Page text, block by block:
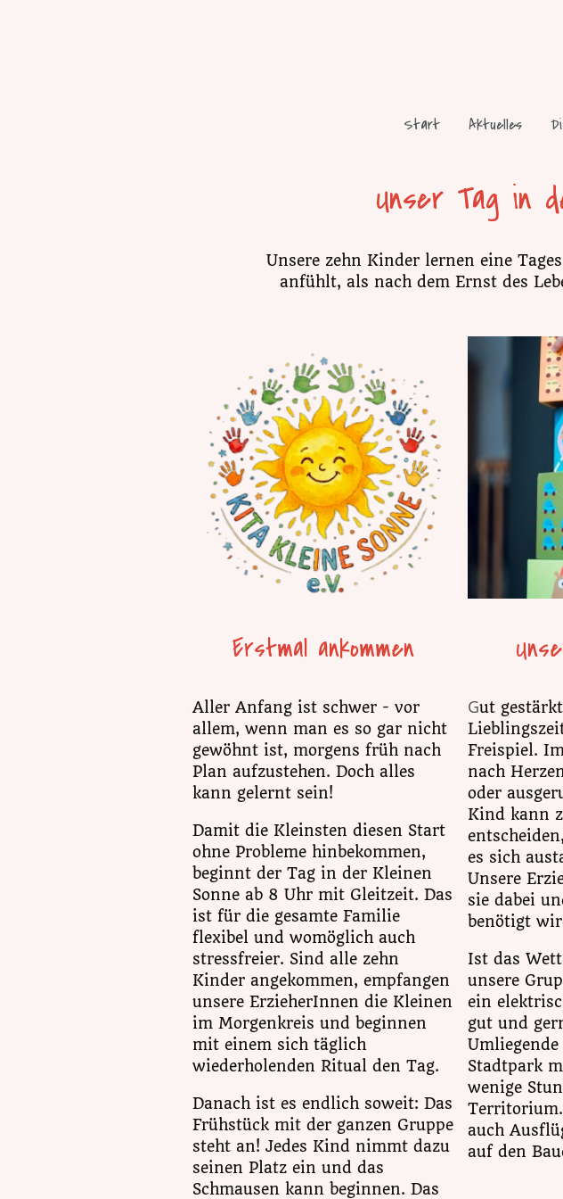
Start Aktuelles
Unser Tag in
Unsere zehn Kinder lernen eine
anfühlt, als nach dem Ernst des
Erstmal ankommen
Aller Anfang ist schwer - vor
allem, wenn man es so gar nicht
gewöhnt ist, morgens früh nach
Plan aufzustehen. Doch alles
kann gelernt sein!
Damit die Kleinsten diesen Start
ohne Probleme hinbekommen,
beginnt der Tag in der Kleinen
Sonne ab 8 Uhr mit Gleitzeit. Das
ist für die gesamte Familie
flexibel und womöglich auch
stressfreier. Sind alle zehn
Kinder angekommen, empfangen
unsere ErzieherInnen die Kleinen
im Morgenkreis und beginnen
mit einem sich täglich
wiederholenden Ritual den Tag.
Danach ist es endlich soweit: Das
Frühstück mit der ganzen Gruppe
steht an! Jedes Kind nimmt dazu
seinen Platz ein und das
Schmausen kann beginnen. Das
Gut
Freispiel.
nach
oder
Kind kann
es sich
Unsere
sie dabei
benötigt
Ist das
unsere
ein
gut und
Stadtpark
wenige
Territorium.
auch
auf den